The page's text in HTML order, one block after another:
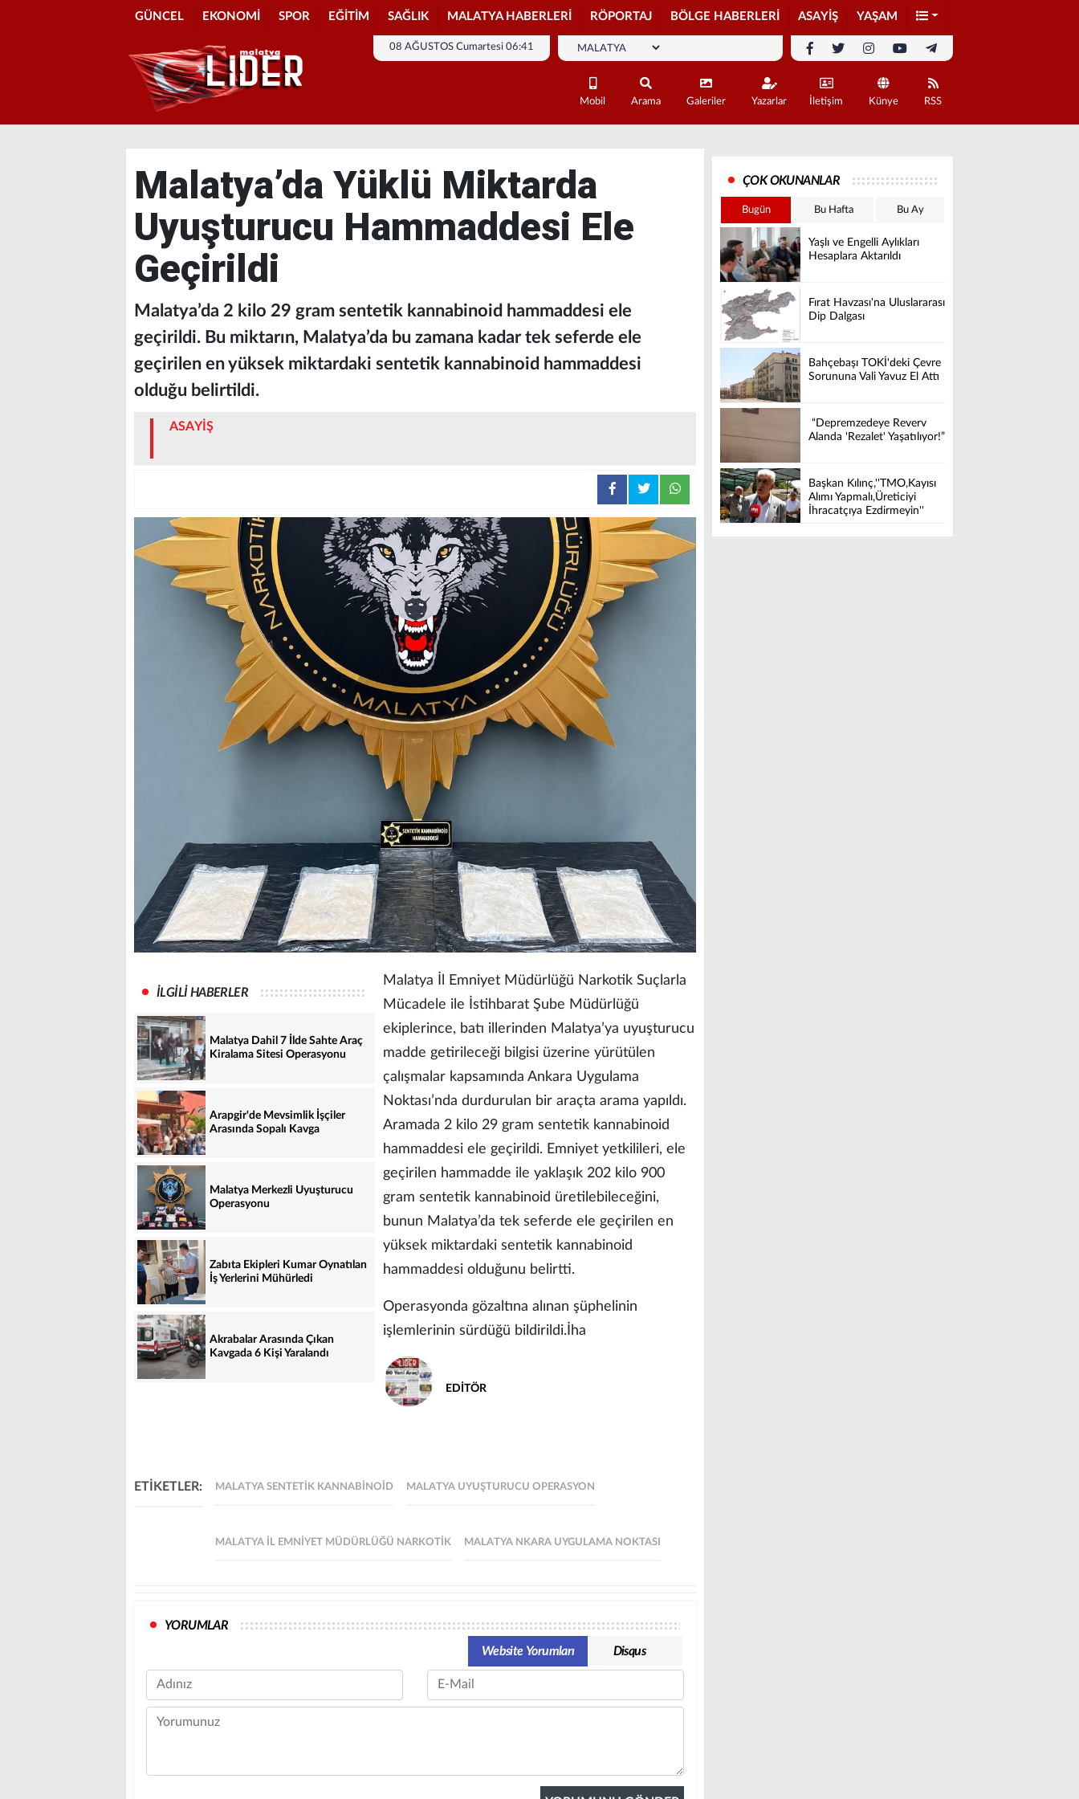
GÜNCEL EKONOMİ SPOR EĞİTİM SAĞLIK MALATYA HABERLERİ RÖPORTAJ BÖLGE HABERLERİ ASAYİŞ YAŞAM
08 AĞUSTOS Cumartesi 06:41
Mobil Arama Galeriler Yazarlar İletişim Künye RSS
Malatya’da Yüklü Miktarda
Uyuşturucu Hammaddesi Ele
Geçirildi
Malatya’da 2 kilo 29 gram sentetik kannabinoid hammaddesi ele
geçirildi. Bu miktarın, Malatya’da bu zamana kadar tek seferde ele
geçirilen en yüksek miktardaki sentetik kannabinoid hammaddesi
olduğu belirtildi.
ASAYİŞ
İLGİLİ HABERLER
Malatya Dahil 7 İlde Sahte Araç
Kiralama Sitesi Operasyonu
Arapgir'de Mevsimlik İşçiler
Arasında Sopalı Kavga
Malatya Merkezli Uyuşturucu
Operasyonu
Zabıta Ekipleri Kumar Oynatılan
İş Yerlerini Mühürledi
Akrabalar Arasında Çıkan
Kavgada 6 Kişi Yaralandı
Malatya İl Emniyet Müdürlüğü Narkotik Suçlarla
Mücadele ile İstihbarat Şube Müdürlüğü
ekiplerince, batı illerinden Malatya’ya uyuşturucu
madde getirileceği bilgisi üzerine yürütülen
çalışmalar kapsamında Ankara Uygulama
Noktası’nda durdurulan bir araçta arama yapıldı.
Aramada 2 kilo 29 gram sentetik kannabinoid
hammaddesi ele geçirildi. Emniyet yetkilileri, ele
geçirilen hammadde ile yaklaşık 202 kilo 900
gram sentetik kannabinoid üretilebileceğini,
bunun Malatya’da tek seferde ele geçirilen en
yüksek miktardaki sentetik kannabinoid
hammaddesi olduğunu belirtti.
Operasyonda gözaltına alınan şüphelinin
işlemlerinin sürdüğü bildirildi.İha
EDİTÖR
ETİKETLER: MALATYA SENTETIK KANNABINOID MALATYA UYUŞTURUCU OPERASYON
MALATYA İL EMNIYET MÜDÜRLÜĞÜ NARKOTIK MALATYA NKARA UYGULAMA NOKTASI
YORUMLAR
Website Yorumları
Disqus
Name Email
Comment
ÇOK OKUNANLAR
Bugün Bu Hafta Bu Ay
Yaşlı ve Engelli Aylıkları
Hesaplara Aktarıldı
Fırat Havzası'na Uluslararası
Dip Dalgası
Bahçebaşı TOKİ'deki Çevre
Sorununa Vali Yavuz El Attı
“Depremzedeye Reverv
Alanda 'Rezalet' Yaşatılıyor!”
Başkan Kılınç,''TMO,Kayısı
Alımı Yapmalı,Üreticiyi
İhracatçıya Ezdirmeyin''